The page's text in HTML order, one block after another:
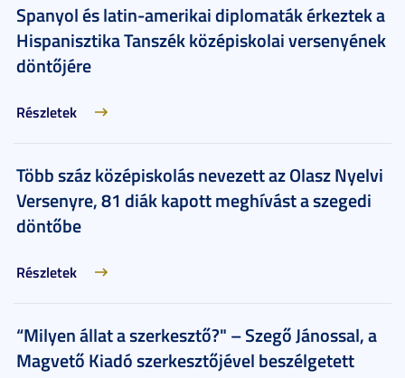
Spanyol és latin-amerikai diplomaták érkeztek a
Hispanisztika Tanszék középiskolai versenyének
döntőjére
Részletek
Több száz középiskolás nevezett az Olasz Nyelvi
Versenyre, 81 diák kapott meghívást a szegedi
döntőbe
Részletek
“Milyen állat a szerkesztő?" – Szegő Jánossal, a
Magvető Kiadó szerkesztőjével beszélgetett